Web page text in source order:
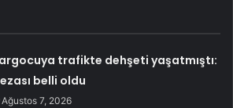
trafikte dehşeti yaşatmıştı:
belli oldu
Ağustos 7, 2026